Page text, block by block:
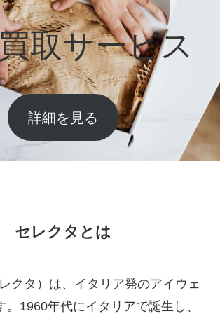
取サービス
詳細を見る
セレクタとは
クタ）は、イタリア発のアイウェ
。1960年代にイタリアで誕生し、